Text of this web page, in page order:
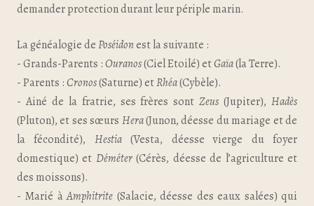
demander protection durant leur périple marin.
La généalogie dePoséidonest la suivante :
- Grands-Parents :Ouranos(Ciel Etoilé) etGaïa(la Terre).
- Parents :Cronos(Saturne) etRhéa(Cybèle).
- Ainé de la fratrie, ses frères sontZeus (Jupiter),Hadès
(Pluton), et ses sœurs Hera(Junon, déesse du mariage et de
la fécondité), Hestia(Vesta, déesse vierge du foyer
domestique) et Déméter(Cérès, déesse de l’agriculture et
des moissons).
- Marié àAmphitrite (Salacie, déesse des eaux salées) qui